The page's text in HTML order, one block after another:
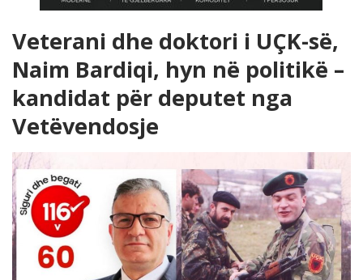
Veterani dhe doktori i UÇK-së,
Naim Bardiqi, hyn në politikë –
kandidat për deputet nga
Vetëvendosje